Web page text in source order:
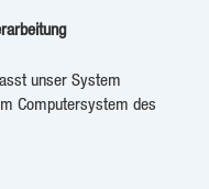
unser System
Computersystem des